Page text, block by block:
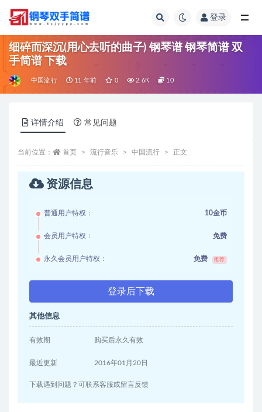
登录
细碎而深沉(用心去听的曲子) 钢琴谱 钢琴简谱 双
手简谱 下载
中国流行 11 年前 0 2.6K 10
详情介绍 常见问题
当前位置： 首页 流行音乐 中国流行 正文
资源信息
普通用户特权： 10金币
会员用户特权： 免费
永久会员用户特权： 免费 推荐
登录后下载
其他信息
有效期 购买后永久有效
最近更新 2016年01月20日
下载遇到问题？可联系客服或留言反馈